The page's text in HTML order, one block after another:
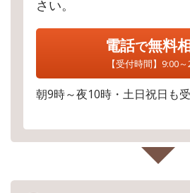
さい。
電話で無料
【受付時間】9:00
朝9時～夜10時・土日祝日も